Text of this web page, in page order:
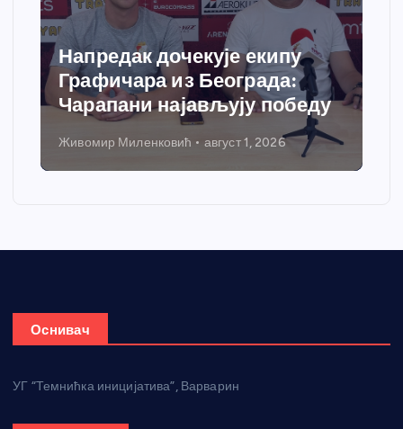
Напредак дочекује екипу
Графичара из Београда:
Чарапани најављују победу
Живомир Миленковић август 1, 2026
Оснивач
УГ “Темнићка иницијатива”, Варварин